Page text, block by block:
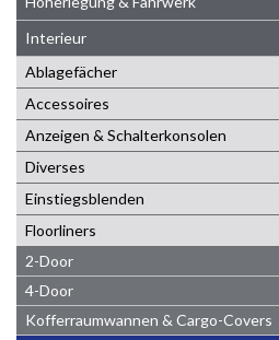
Interieur
Ablagefächer
Accessoires
Anzeigen & Schalterkonsolen
Diverses
Einstiegsblenden
Floorliners
2-Door
4-Door
Kofferraumwannen & Cargo-Covers